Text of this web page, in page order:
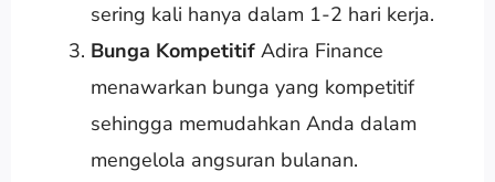
sering kali hanya dalam 1-2 hari kerja.
Bunga KompetitifAdira Finance
menawarkan bunga yang kompetitif
sehingga memudahkan Anda dalam
mengelola angsuran bulanan.